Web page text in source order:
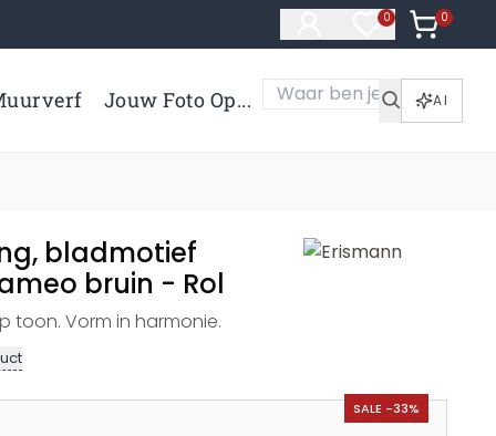
0
Artikelen in
0
Artikelen
Jouw Foto Op... AI
bladmotief
bruin - Rol
toon. Vorm in harmonie.
SALE -33%